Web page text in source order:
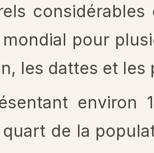
pour
les dattes et les
de la